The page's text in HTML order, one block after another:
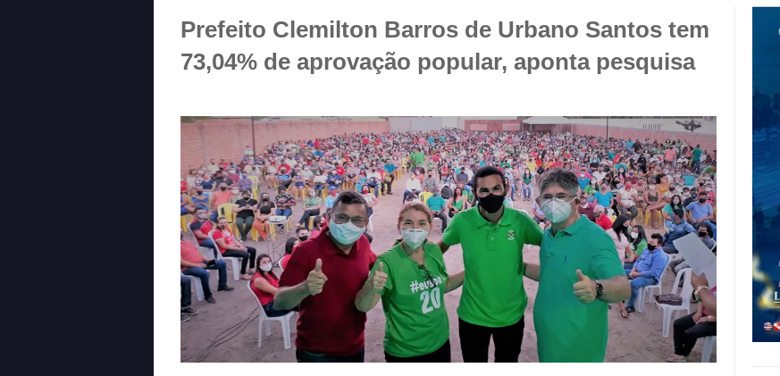
Prefeito Clemilton Barros de Urbano Santos tem
73,04% de aprovação popular, aponta pesquisa